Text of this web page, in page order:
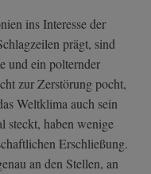
ins Interesse der
prägt, sind
und ein polternder
zur Zerstörung pocht,
Weltklima auch sein
steckt, haben wenige
Erschließung.
an den Stellen, an